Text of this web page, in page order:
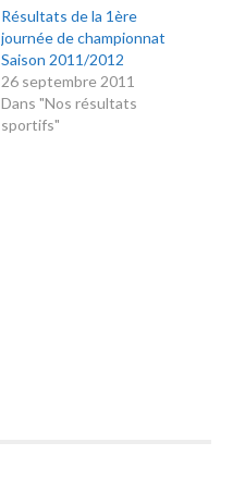
Résultats de la 1ère
journée de championnat
Saison 2011/2012
26 septembre 2011
Dans "Nos résultats
sportifs"